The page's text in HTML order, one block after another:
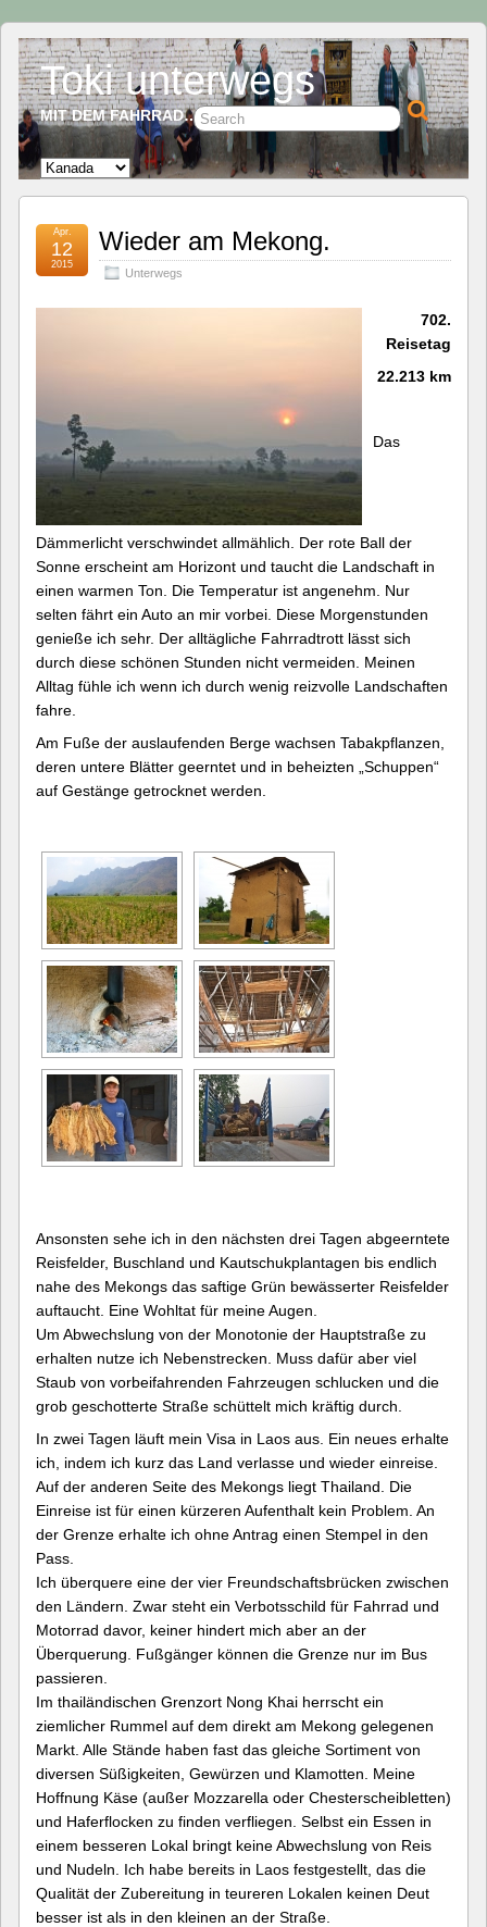
Toki unterwegs
MIT DEM FAHRRAD…
Wieder am Mekong.
Unterwegs
Apr.
12
2015
702.
Reisetag
22.213 km
Das
Dämmerlicht verschwindet allmählich. Der rote Ball der
Sonne erscheint am Horizont und taucht die Landschaft in
einen warmen Ton. Die Temperatur ist angenehm. Nur
selten fährt ein Auto an mir vorbei. Diese Morgenstunden
genieße ich sehr. Der alltägliche Fahrradtrott lässt sich
durch diese schönen Stunden nicht vermeiden. Meinen
Alltag fühle ich wenn ich durch wenig reizvolle Landschaften
fahre.
Am Fuße der auslaufenden Berge wachsen Tabakpflanzen,
deren untere Blätter geerntet und in beheizten „Schuppen“
auf Gestänge getrocknet werden.
Ansonsten sehe ich in den nächsten drei Tagen abgeerntete
Reisfelder, Buschland und Kautschukplantagen bis endlich
nahe des Mekongs das saftige Grün bewässerter Reisfelder
auftaucht. Eine Wohltat für meine Augen.
Um Abwechslung von der Monotonie der Hauptstraße zu
erhalten nutze ich Nebenstrecken. Muss dafür aber viel
Staub von vorbeifahrenden Fahrzeugen schlucken und die
grob geschotterte Straße schüttelt mich kräftig durch.
In zwei Tagen läuft mein Visa in Laos aus. Ein neues erhalte
ich, indem ich kurz das Land verlasse und wieder einreise.
Auf der anderen Seite des Mekongs liegt Thailand. Die
Einreise ist für einen kürzeren Aufenthalt kein Problem. An
der Grenze erhalte ich ohne Antrag einen Stempel in den
Pass.
Ich überquere eine der vier Freundschaftsbrücken zwischen
den Ländern. Zwar steht ein Verbotsschild für Fahrrad und
Motorrad davor, keiner hindert mich aber an der
Überquerung. Fußgänger können die Grenze nur im Bus
passieren.
Im thailändischen Grenzort Nong Khai herrscht ein
ziemlicher Rummel auf dem direkt am Mekong gelegenen
Markt. Alle Stände haben fast das gleiche Sortiment von
diversen Süßigkeiten, Gewürzen und Klamotten. Meine
Hoffnung Käse (außer Mozzarella oder Chesterscheibletten)
und Haferflocken zu finden verfliegen. Selbst ein Essen in
einem besseren Lokal bringt keine Abwechslung von Reis
und Nudeln. Ich habe bereits in Laos festgestellt, das die
Qualität der Zubereitung in teureren Lokalen keinen Deut
besser ist als in den kleinen an der Straße.